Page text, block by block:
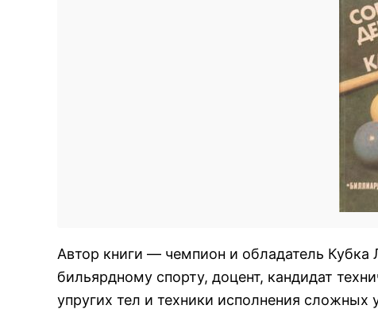
Автор книги — чемпион и обладатель
бильярдному спорту, доцент, кандидат
упругих тел и техники исполнения сложных